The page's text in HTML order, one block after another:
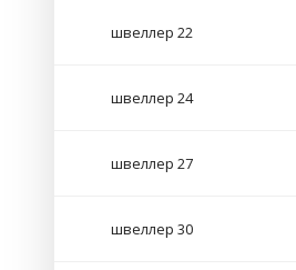
швеллер 22
швеллер 24
швеллер 27
швеллер 30